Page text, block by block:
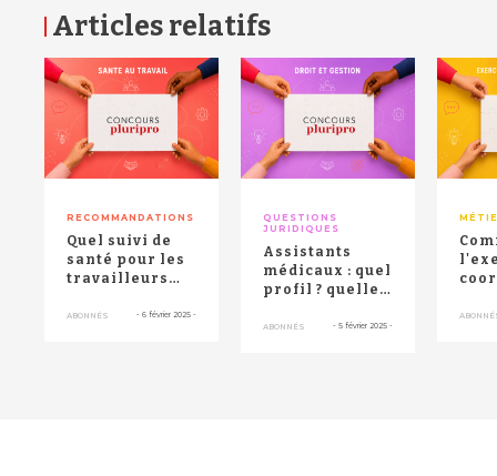
Articles relatifs
RECOMMANDATIONS
Quel suivi de
santé pour les
travailleurs
ABONNÉS - 6 février 2025 -
QUESTIONS
JURIDIQUES
Assistants
médicaux : quel
profil ? quelles
bilan ?
ABONNÉS - 5 février 2025 -
RETOUR HAUT DE PAGE